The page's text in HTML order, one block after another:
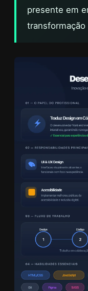
presente em
transformação